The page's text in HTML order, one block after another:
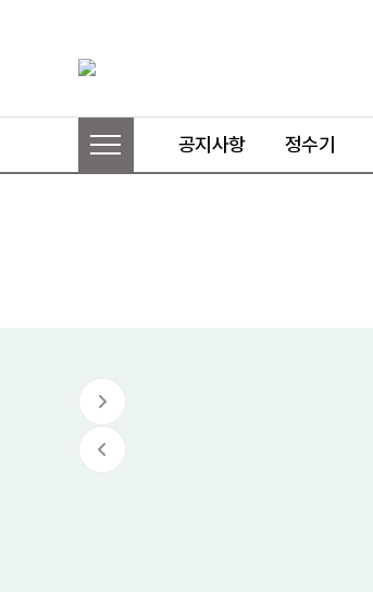
공지사항 정수기